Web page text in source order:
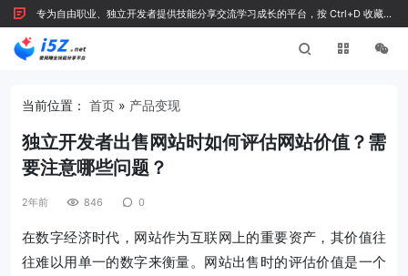
专为自由职业、独立开发者提供技能分享交流学习成长的平台，按 Ctrl+D 收藏我
们
当前位置： 首页 » 产品变现
独立开发者出售网站时如何评估网站价值？需
要注意哪些问题？
2年前 846 0
在数字经济时代，网站作为互联网上的重要资产，其价值往
往难以用单一的数字来衡量。网站出售时的评估价值是一个